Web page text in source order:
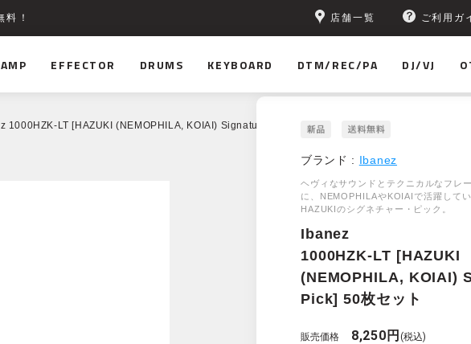
！ 店舗一覧 ご利用ガ
AMP EFFECTOR DRUMS KEYBOARD DTM/REC/PA DJ/VJ
1000HZK-LT [HAZUKI (NEMOPHILA, KOIAI) Signature Pick] 50枚セット
ブランド : Ibanez
ヘヴィなサウンドとテクニカルなフレ
に、NEMOPHILAやKOIAIで活躍してい
HAZUKIのシグネチャー・ピック。
Ibanez
1000HZK-LT [HAZUKI
(NEMOPHILA, KOIAI)
Pick] 50枚セット
販売価格 8,250円 (税込)